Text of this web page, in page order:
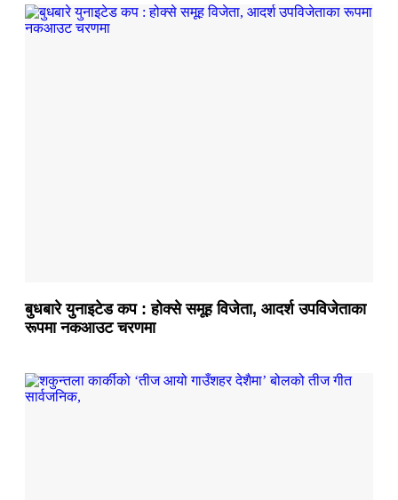
बुधबारे युनाइटेड कप : होक्से समूह विजेता, आदर्श उपविजेताका
रूपमा नकआउट चरणमा